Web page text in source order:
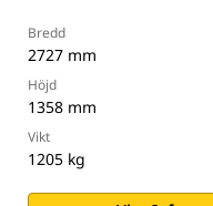
Bredd
2727 mm
Höjd
1358 mm
Vikt
1205 kg